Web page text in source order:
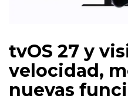
tvOS 27 y
velocidad,
nuevas